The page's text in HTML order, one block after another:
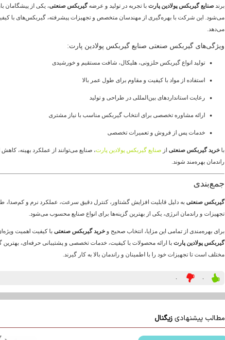
برندصنایع گیربکس پولادین پارت با تجربه در تولید و عرضهگیربکس صنعتی، یکی از پیشگامان
می‌شود. این شرکت با بهره‌گیری از مهندسان متخصص و تجهیزات پیشرفته، گیربکس‌های با
می‌دهد.
ویژگی‌های گیربکس صنعتی صنایع گیربکس پولادین پارت:
تولید انواع گیربکس حلزونی، هلیکال، شافت مستقیم و خورشیدی
استفاده از مواد با کیفیت و مقاوم برای طول عمر بالا
رعایت استانداردهای بین‌المللی در طراحی و تولید
ارائه مشاوره تخصصی برای انتخاب گیربکس مناسب با نیاز مشتری
خدمات پس از فروش و تعمیرات تخصصی
باخرید گیربکس صنعتی ازصنایع گیربکس پولادین پارت، صنایع می‌توانند از عملکرد بهینه،
راندمان بهره‌مند شوند.
جمع‌بندی
گیربکس صنعتی به دلیل قابلیت افزایش گشتاور، کنترل دقیق سرعت، عملکرد نرم و کم‌صدا،
تجهیزات و راندمان انرژی، یکی از بهترین گزینه‌ها برای انواع صنایع محسوب می‌شود.
برای بهره‌مندی از تمامی این مزایا، انتخاب صحیح وخرید گیربکس صنعتی با کیفیت اهمیت
گیربکس پولادین پارت با ارائه محصولات با کیفیت، خدمات تخصصی و پشتیبانی حرفه‌ای، بهترین
مختلف است تا تجهیزات خود را با اطمینان و راندمان بالا به کار گیرند.
۰ ۰